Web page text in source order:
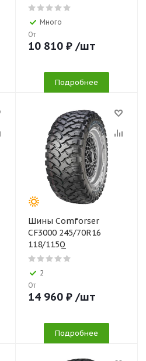
Много
От
10 810 ₽ /шт
Подробнее
Шины Comforser
CF3000 245/70R16
118/115Q
2
От
14 960 ₽ /шт
Подробнее